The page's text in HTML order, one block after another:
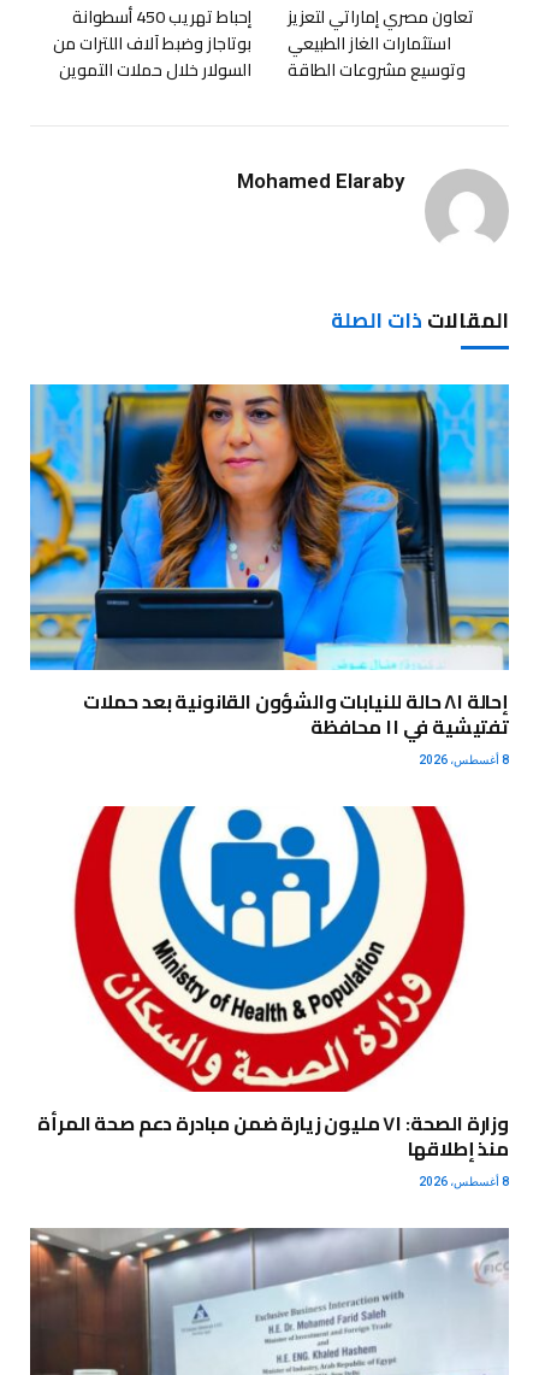
تعاون مصري إماراتي لتعزيز
استثمارات الغاز الطبيعي
وتوسيع مشروعات الطاقة
إحباط تهريب 450 أسطوانة
بوتاجاز وضبط آلاف اللترات من
السولار خلال حملات التموين
Mohamed Elaraby
المقالاتذات الصلة
إحالة ٨١ حالة للنيابات والشؤون القانونية بعد حملات
تفتيشية في ١١ محافظة
8 أغسطس، 2026
وزارة الصحة: ٧١ مليون زيارة ضمن مبادرة دعم صحة المرأة
منذ إطلاقها
8 أغسطس، 2026